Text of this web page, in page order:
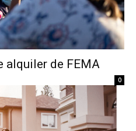
alquiler de FEMA
0